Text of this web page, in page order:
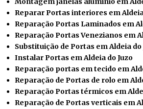
Reparar Portas interiores em
Reparação Portas Laminados em
Reparação Portas Venezianos em
Substituição de Portas em Aldeia do
InstalarPortas em Aldeia do Juzo
Reparação portas em tecido em
Reparação de Portas de rolo em
Reparação Portas térmicos em
Reparação de Portas verticais em